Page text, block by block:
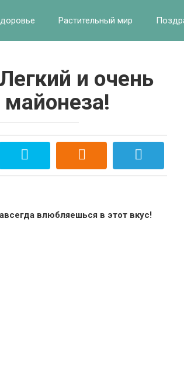
Растительный мир
и очень
влюбляешься в этот вкус!